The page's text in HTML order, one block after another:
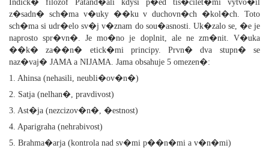
Indick� filozof Patand�ali kdysi p�ed tis�cilet�mi vytvo�il
z�sadn� sch�ma v�uky ��ku v duchovn�ch �kol�ch. Toto
sch�ma si udr�elo sv�j v�znam do sou�asnosti. Uk�zalo se, �e je
naprosto spr�vn�. Je mo�no je doplnit, ale ne zm�nit. V�uka
��k� za��n� etick�mi principy. Prvn� dva stupn� se
naz�vaj� JAMA a NIJAMA. Jama obsahuje 5 omezen�:
1. Ahinsa (nehasili, neubli�ov�n�)
2. Satja (nelhan�, pravdivost)
3. Ast�ja (nezcizov�n�, �estnost)
4. Aparigraha (nehrabivost)
5. Brahma�arja (kontrola nad sv�mi p��n�mi a v�n�mi)